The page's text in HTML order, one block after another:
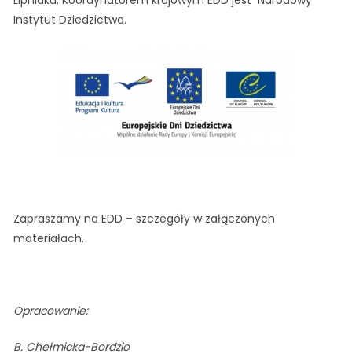
Instytut Dziedzictwa.
Zapraszamy na EDD – szczegóły w załączonych
materiałach.
Opracowanie:
B. Chełmicka-Bordzio